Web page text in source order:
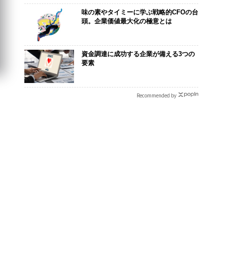
味の素やタイミーに学ぶ戦略的CFOの台
頭。企業価値最大化の極意とは
資金調達に成功する企業が備える3つの
要素
Recommended by